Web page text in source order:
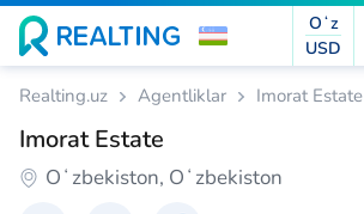
Oʻz
USD
Realting.uz Agentliklar Imorat Estate
Imorat Estate
Oʻzbekiston, Oʻzbekiston